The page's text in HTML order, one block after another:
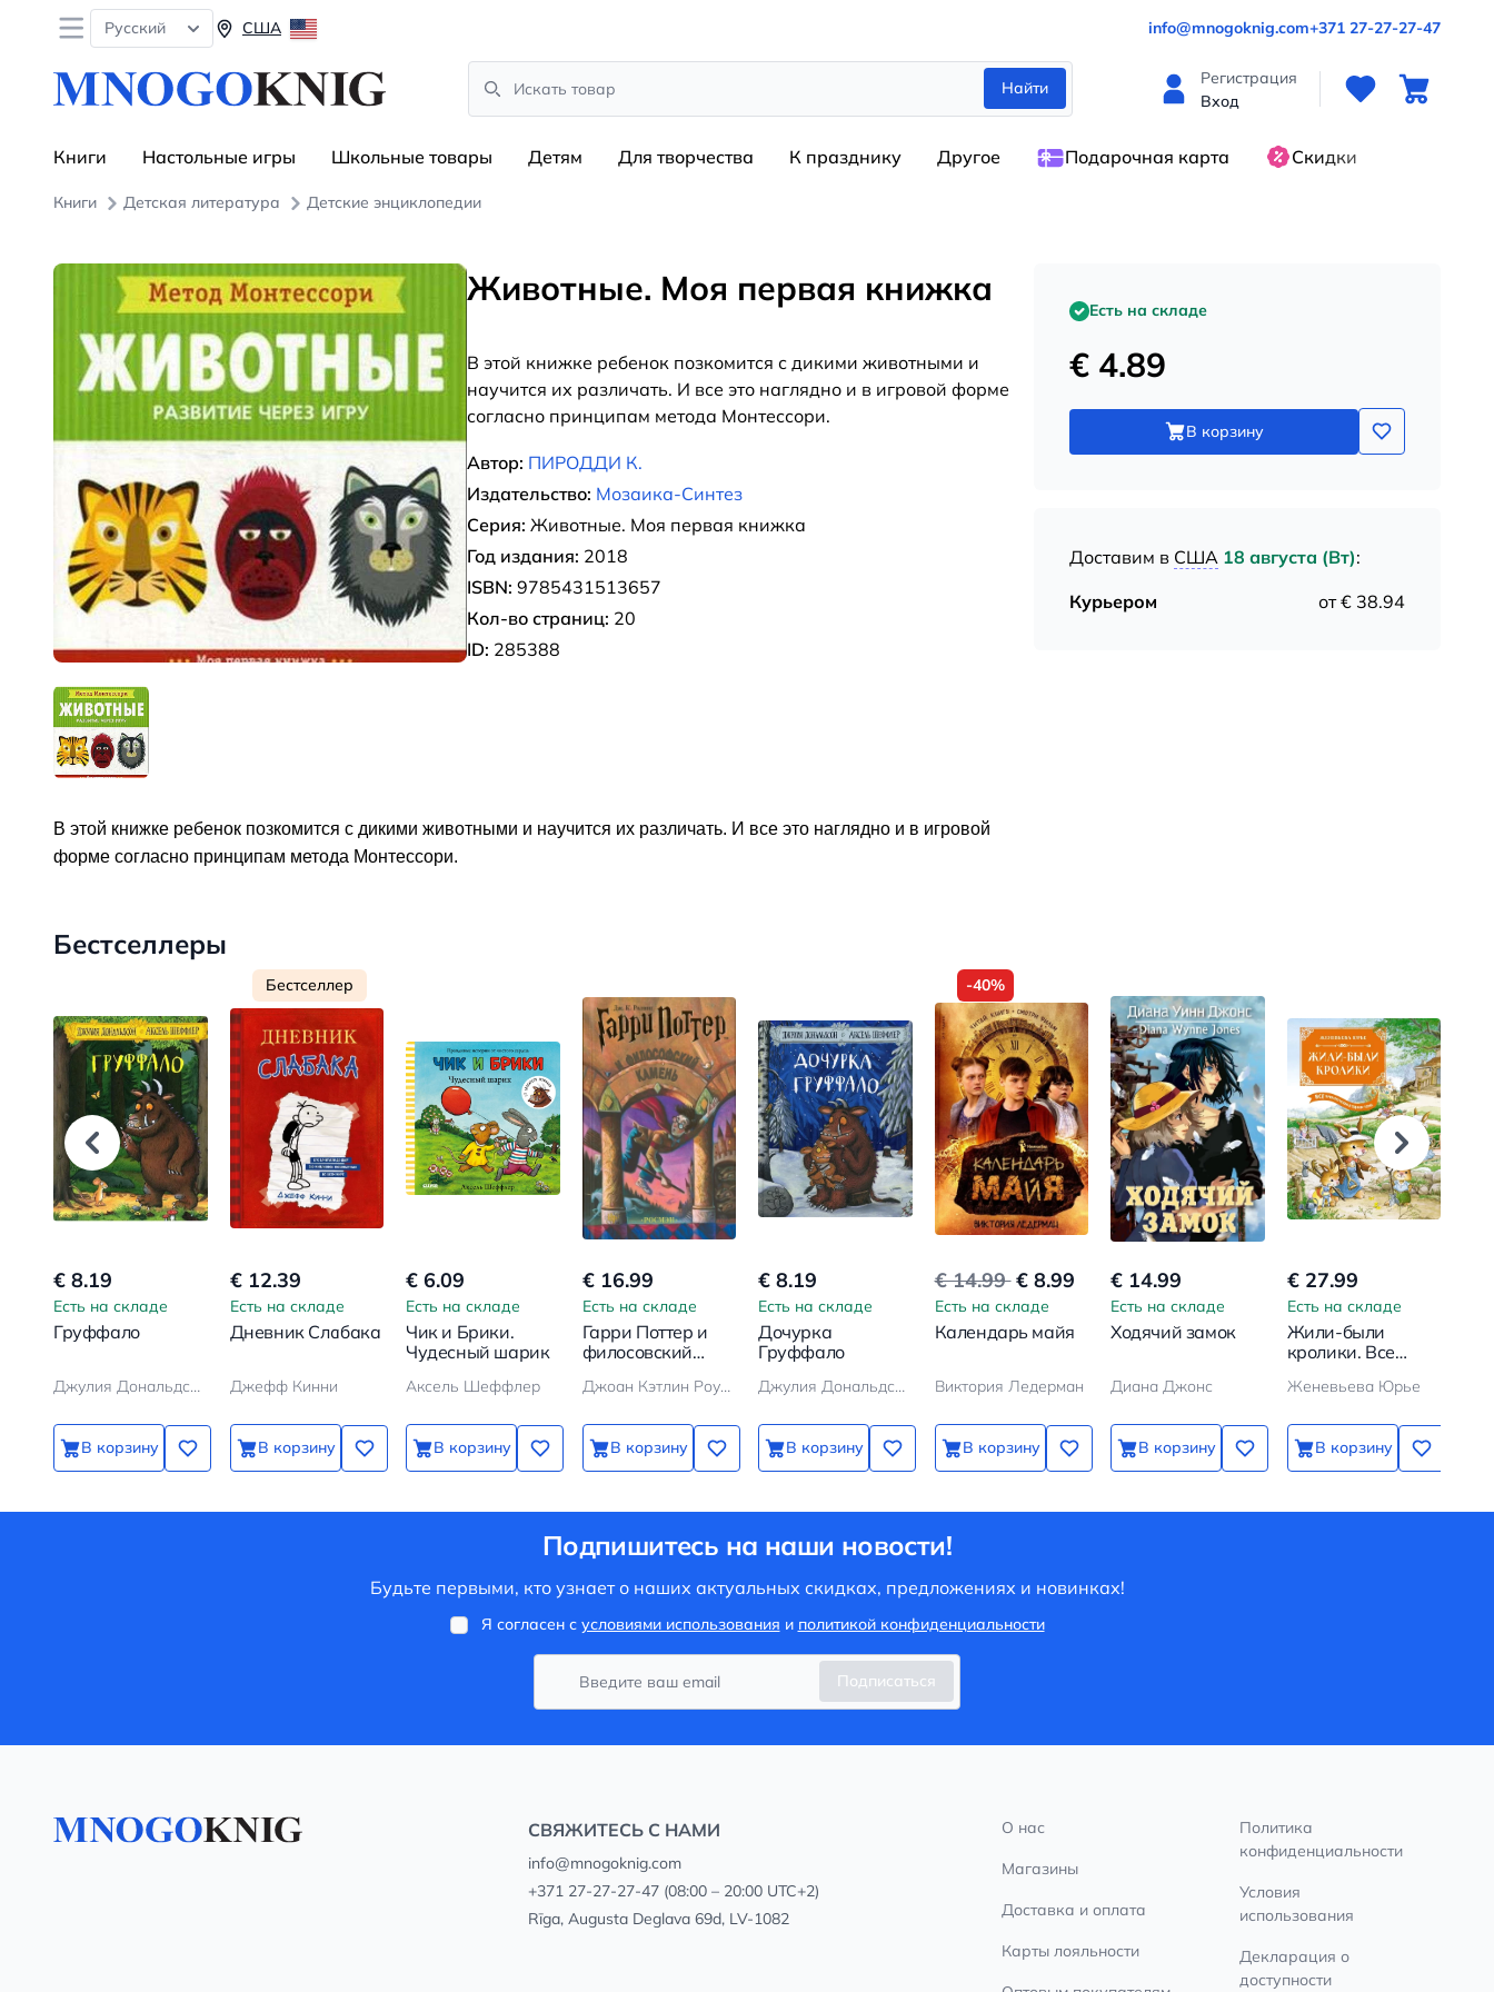
Open menu
Русский США info@mnogoknig.com+371 27-27-27-47
Search
Найти
Регистрация
Вход
Книги Настольные игры Школьные товары Детям Для творчества К празднику Другое Подарочная карта Скидки
Книги Детская литература Детские энциклопедии
Животные. Моя первая книжка
В этой книжке ребенок позкомится с дикими животными и
научится их различать. И все это наглядно и в игровой форме
согласно принципам метода Монтессори.
Автор: ПИРОДДИ К.
Издательство: Мозаика-Синтез
Серия: Животные. Моя первая книжка
Год издания: 2018
ISBN: 9785431513657
Кол-во страниц: 20
ID: 285388
В этой книжке ребенок позкомится с дикими животными и научится их различать. И все это наглядно и в игровой
форме согласно принципам метода Монтессори.
Есть на складе
€ 4.89
В корзину
Доставим в США 18 августа (Вт):
Курьером
от € 38.94
Бестселлеры
€ 8.19
Есть на складе
Груффало
Джулия Дональдсон, Аксель Шеффлер
В корзину
Бестселлер
€ 12.39
Есть на складе
Дневник Слабака
Джефф Кинни
В корзину
€ 6.09
Есть на складе
Чик и Брики.
Чудесный шарик
Аксель Шеффлер
В корзину
€ 16.99
Есть на складе
Гарри Поттер и
филосовский
Джоан Кэтлин Роулинг
В корзину
€ 8.19
Есть на складе
Дочурка
Груффало
Джулия Дональдсон
В корзину
-40%
€ 14.99€ 8.99
Есть на складе
Календарь майя
Виктория Ледерман
В корзину
€ 14.99
Есть на складе
Ходячий замок
Диана Джонс
В корзину
€ 27.99
Есть на складе
Жили-были
кролики. Все
одном томе
Женевьева Юрье
В корзину
Подпишитесь на наши новости!
Будьте первыми, кто узнает о наших актуальных скидках, предложениях и новинках!
Я согласен с условиями использования и политикой конфиденциальности
Подписаться
СВЯЖИТЕСЬ С НАМИ
info@mnogoknig.com
+371 27-27-27-47(08:00 – 20:00 UTC+2)
Rīga, Augusta Deglava 69d, LV-1082
О нас
Магазины
Доставка и оплата
Карты лояльности
Политика
конфиденциальности
Условия
использования
Декларация о
доступности